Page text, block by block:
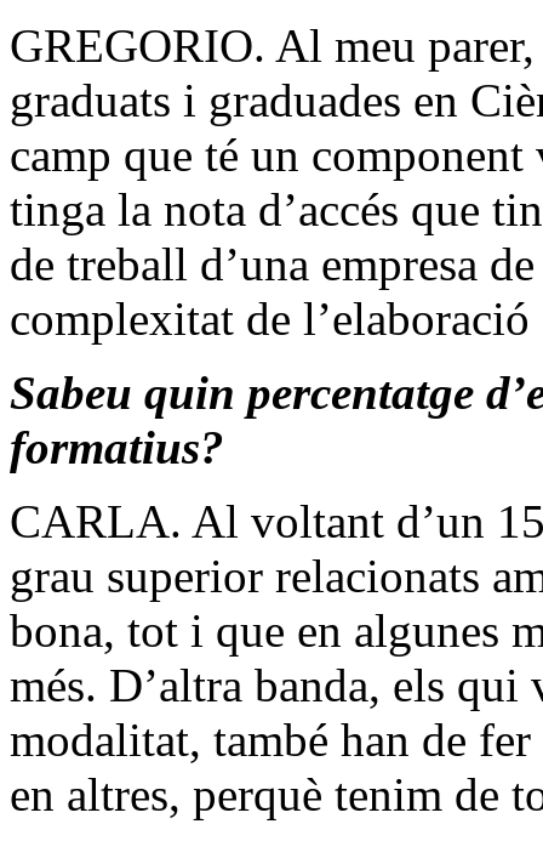
GREGORIO. Al meu
graduats i graduades en
camp que té un
tinga la nota d’accés que
de treball d’una empresa
complexitat de l’elaboració
Sabeu quin percentatge
formatius?
CARLA. Al voltant d’un
grau superior relacionats
bona, tot i que en algunes
més. D’altra banda, els
modalitat, també han de
en altres, perquè tenim de